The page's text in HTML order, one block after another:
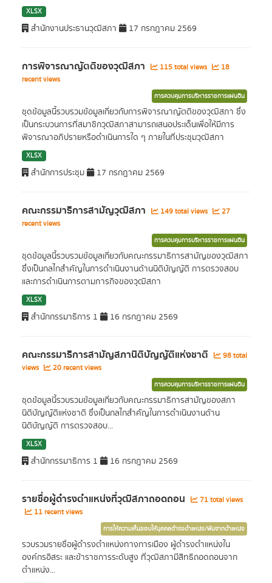
XLSX
สำนักงานประธานวุฒิสภา 17 กรกฎาคม 2569
การพิจารณาญัตติของวุฒิสภา 115 total views
18
recent views
การควบคุมการบริหารราชการแผ่นดิน
ชุดข้อมูลนี้รวบรวมข้อมูลเกี่ยวกับการพิจารณาญัตติของวุฒิสภา ซึ่ง
เป็นกระบวนการที่สมาชิกวุฒิสภาสามารถเสนอประเด็นเพื่อให้มีการ
พิจารณาอภิปรายหรือดำเนินการใด ๆ ภายในที่ประชุมวุฒิสภา
XLSX
สำนักการประชุม 17 กรกฎาคม 2569
คณะกรรมาธิการสามัญวุฒิสภา 149 total views
27
recent views
การควบคุมการบริหารราชการแผ่นดิน
ชุดข้อมูลนี้รวบรวมข้อมูลเกี่ยวกับคณะกรรมาธิการสามัญของวุฒิสภา
ซึ่งเป็นกลไกสำคัญในการดำเนินงานด้านนิติบัญญัติ การตรวจสอบ
และการดำเนินการตามภารกิจของวุฒิสภา
XLSX
สำนักกรรมาธิการ 1 16 กรกฎาคม 2569
คณะกรรมาธิการสามัญสภานิติบัญญัติแห่งชาติ
98 total
views
20 recent views
การควบคุมการบริหารราชการแผ่นดิน
ชุดข้อมูลนี้รวบรวมข้อมูลเกี่ยวกับคณะกรรมาธิการสามัญของสภา
นิติบัญญัติแห่งชาติ ซึ่งเป็นกลไกสำคัญในการดำเนินงานด้าน
นิติบัญญัติ การตรวจสอบ...
XLSX
สำนักกรรมาธิการ 1 16 กรกฎาคม 2569
รายชื่อผู้ดำรงตำแหน่งที่วุฒิสภาถอดถอน
71 total views
11 recent views
การให้ความเห็นชอบให้บุคคลดำรงตำแหน่ง/พ้นจากตำแหน่ง
รวบรวมรายชื่อผู้ดำรงตำแหน่งทางการเมือง ผู้ดำรงตำแหน่งใน
องค์กรอิสระ และข้าราชการระดับสูง ที่วุฒิสภามีสิทธิถอดถอนจาก
ตำแหน่ง...